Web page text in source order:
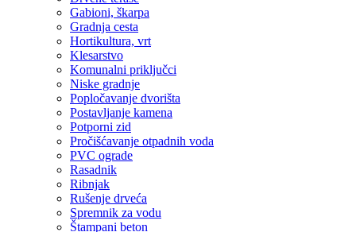
Gabioni, škarpa
Gradnja cesta
Hortikultura, vrt
Klesarstvo
Komunalni priključci
Niske gradnje
Popločavanje dvorišta
Postavljanje kamena
Potporni zid
Pročišćavanje otpadnih voda
PVC ograde
Rasadnik
Ribnjak
Rušenje drveća
Spremnik za vodu
Štampani beton